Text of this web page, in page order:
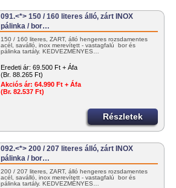
091.<*> 150 / 160 literes álló, zárt INOX
pálinka / bor…
150 / 160 literes, ZÁRT, álló hengeres rozsdamentes
acél, saválló, inox merevített - vastagfalú bor és
pálinka tartály. KEDVEZMÉNYES…
Eredeti ár: 69.500 Ft + Áfa
(Br. 88.265 Ft)
Akciós ár: 64.990 Ft + Áfa
(Br. 82.537 Ft)
Részletek
092.<*> 200 / 207 literes álló, zárt INOX
pálinka / bor…
200 / 207 literes, ZÁRT, álló hengeres rozsdamentes
acél, saválló, inox merevített - vastagfalú bor és
pálinka tartály. KEDVEZMÉNYES…